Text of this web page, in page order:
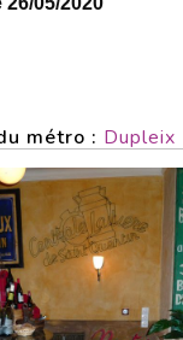
métro : Dupleix